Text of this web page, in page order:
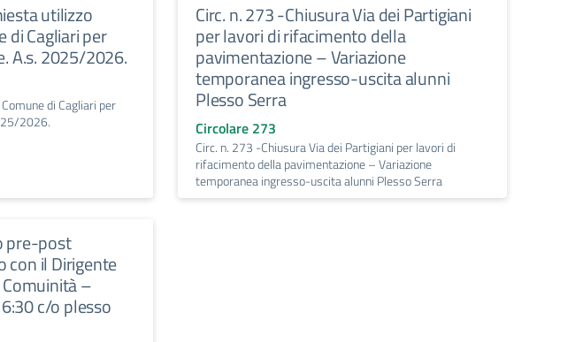
utilizzo
di Cagliari per
A.s. 2025/2026.
di Cagliari per
2026.
Circ. n. 273 -Chiusura Via dei Partigiani
per lavori di rifacimento della
pavimentazione – Variazione
temporanea ingresso-uscita alunni
Plesso Serra
Circolare 273
Circ. n. 273 -Chiusura Via dei Partigiani per lavori di
rifacimento della pavimentazione – Variazione
temporanea ingresso-uscita alunni Plesso Serra
pre-post
con il Dirigente
–
c/o plesso